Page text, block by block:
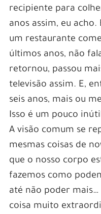
recipiente para
anos assim, eu
um restaurante
últimos anos, não
retornou, passou
televisão assim. E,
seis anos, mais ou
Isso é um pouco
A visão comum se
mesmas coisas de
que o nosso corpo
fazemos como
até não poder
coisa muito